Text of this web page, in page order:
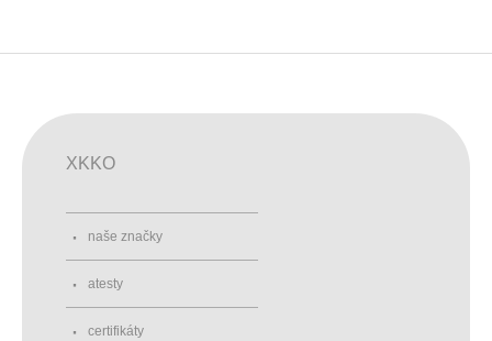
XKKO
naše značky
atesty
certifikáty